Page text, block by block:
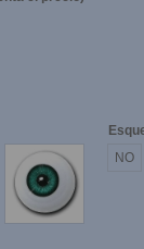
Verdes
NO